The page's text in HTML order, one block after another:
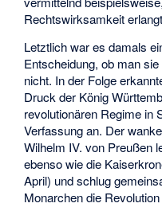
Rechtswirksamkeit
Letztlich war es damals
Entscheidung, ob man
nicht. In der Folge
Druck der König
revolutionären Regime in
Verfassung an. Der
Wilhelm IV. von Preußen
ebenso wie die
April) und schlug
Monarchen die Revolution